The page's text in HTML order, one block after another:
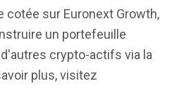
cotée sur Euronext Growth,
un portefeuille
crypto-actifs via la
plus, visitez